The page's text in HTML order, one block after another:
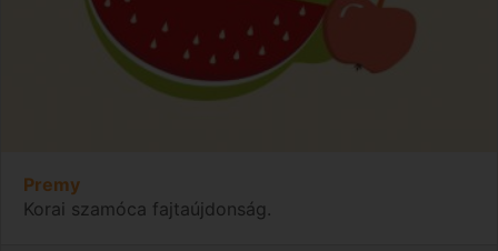
Premy
Korai szamóca fajtaújdonság.